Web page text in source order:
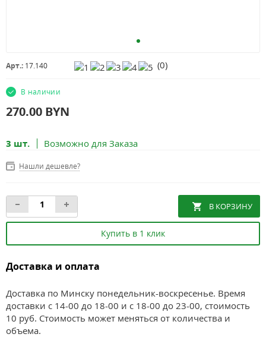
Арт.: 17.140 (0)
В наличии
270.00 BYN
3 шт. Возможно для Заказа
Нашли дешевле?
Купить в 1 клик
Доставка и оплата
Доставка по Минску понедельник-воскресенье. Время
доставки с 14-00 до 18-00 и с 18-00 до 23-00, стоимость
10 руб. Стоимость может меняться от количества и
объема.